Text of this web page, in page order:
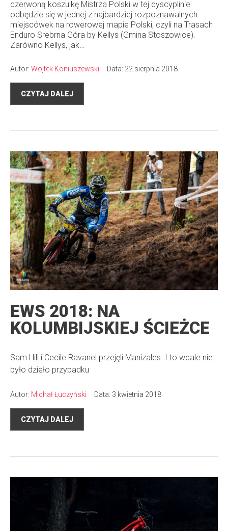
czerwoną koszulkę Mistrza Polski w tej dyscyplinie
odbędzie się w jednej z najbardziej rozpoznawalnych
miejscówek na rowerowej mapie Polski, czyli na Trasach
Enduro Srebrna Góra by Kellys (Gmina Stoszowice).
Zarówno Kellys, jak…
Autor: Wojtek Koniuszewski Data: 22 sierpnia 2018
CZYTAJ DALEJ
EWS 2018: NA
KOLUMBIJSKIEJ ŚCIEŻCE
Sam Hill i Cecile Ravanel przejęli Manizales. I to wcale nie
było dzieło przypadku
Autor: Michał Łuczyński Data: 3 kwietnia 2018
CZYTAJ DALEJ